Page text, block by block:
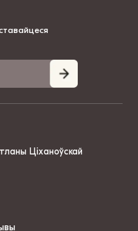
Ціханоўскай